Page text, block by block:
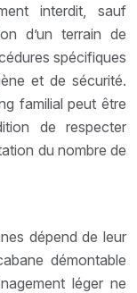
interdit, sauf
d’un terrain de
spécifiques
et de sécurité.
familial peut être
de respecter
du nombre de
dépend de leur
démontable
léger ne